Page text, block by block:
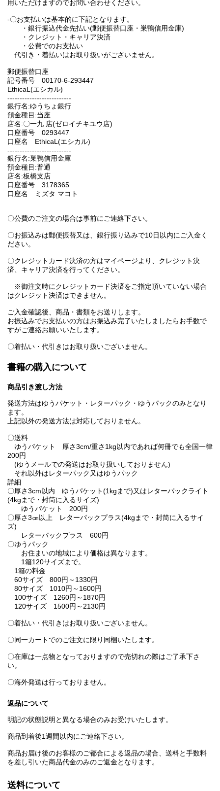
用いただけますのでお問い合わせください。
-〇お支払いは基本的に下記となります。
・銀行振込代金先払い(郵便振替口座・巣鴨信用金庫)
・クレジット・キャリア決済
・公費でのお支払い
代引き・着払いはお取り扱いがございません。
郵便振替口座
記号番号 00170-6-293447
EthicaL(エシカル)
--------------------------
銀行名:ゆうちょ銀行
預金種目:当座
店名:〇一九 店(ゼロイチキユウ店)
口座番号 0293447
口座名 EthicaL(エシカル)
--------------------------
銀行名:巣鴨信用金庫
預金種目:普通
店名:板橋支店
口座番号 3178365
口座名 ミズタ マコト
〇公費のご注文の場合は事前にご連絡下さい。
〇お振込みは郵便振替又は、銀行振り込みで10日以内にご入金く
ださい。
〇クレジットカード決済の方はマイページより、クレジット決
済、キャリア決済を行ってください。
※御注文時にクレジットカード決済をご指定頂いていない場合
はクレジット決済はできません。
ご入金確認後、商品・書類をお送りします。
お振込みでお支払いの方はお振込み完了いたしましたらお手数で
すがご連絡お願いいたします。
〇着払い・代引きはお取り扱いございません。
書籍の購入について
商品引き渡し方法
発送方法はゆうパケット・レターパック・ゆうパックのみとなり
ます。
上記以外の発送方法は対応しておりません。
〇送料
ゆうパケット 厚さ3cm/重さ1kg以内であれば何冊でも全国一律
200円
(ゆうメールでの発送はお取り扱いしておりません)
それ以外はレターパック又はゆうパック
詳細
〇厚さ3cm以内 ゆうパケット(1kgまで)又はレターパックライト
(4kgまで・封筒に入るサイズ)
ゆうパケット 200円
〇厚さ3㎝以上 レターパックプラス(4kgまで・封筒に入るサイ
ズ)
レターパックプラス 600円
〇ゆうパック
お住まいの地域により価格は異なります。
1箱120サイズまで。
1箱の料金
60サイズ 800円～1330円
80サイズ 1010円～1600円
100サイズ 1260円～1870円
120サイズ 1500円～2130円
〇着払い・代引きはお取り扱いございません。
〇同一カートでのご注文に限り同梱いたします。
〇在庫は一点物となっておりますので売切れの際はご了承下さ
い。
〇海外発送は行っておりません。
返品について
明記の状態説明と異なる場合のみお受けいたします。
商品到着後1週間以内にご連絡下さい。
商品お届け後のお客様のご都合による返品の場合、送料と手数料
を差し引いた商品代金のみのご返金となります。
送料について